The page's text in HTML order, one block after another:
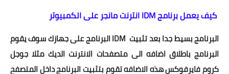
كيف يعمل برنامج IDM انترنت مانجر على الكمبيوتر
البرنامج بسيط جدا بعد تثبيت IDM البرنامج على جهازك سوف يقوم
البرنامج باطلاق اضافه الى متصفحات الانترنت الديك مثلا جوجل
كروم فايرفوكس هذه الاضافه تقوم بتثبيت البرنامج داخل المتصفح